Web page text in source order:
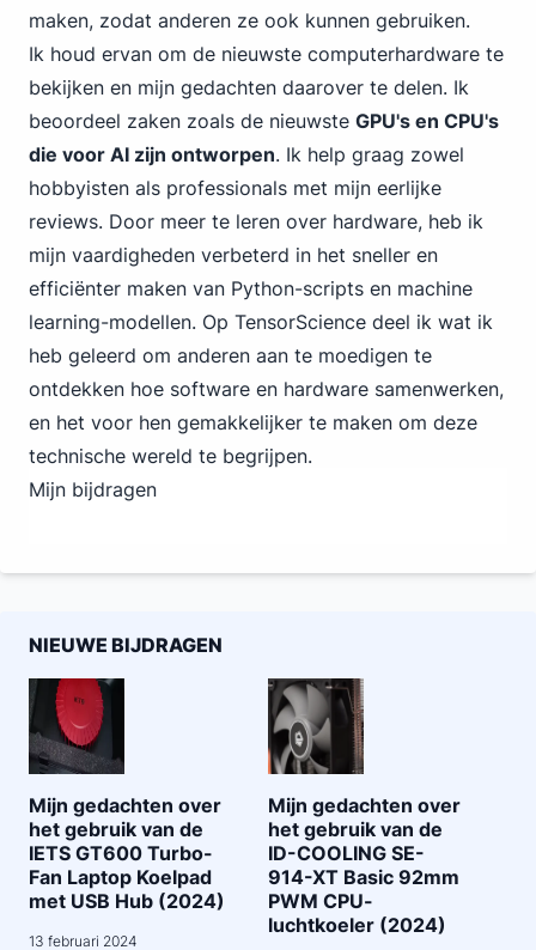
maken, zodat anderen ze ook kunnen gebruiken.
Ik houd ervan om de nieuwste computerhardware te
bekijken en mijn gedachten daarover te delen. Ik
beoordeel zaken zoals de nieuwste GPU's en CPU's
die voor AI zijn ontworpen. Ik help graag zowel
hobbyisten als professionals met mijn eerlijke
reviews. Door meer te leren over hardware, heb ik
mijn vaardigheden verbeterd in het sneller en
efficiënter maken van Python-scripts en machine
learning-modellen. Op TensorScience deel ik wat ik
heb geleerd om anderen aan te moedigen te
ontdekken hoe software en hardware samenwerken,
en het voor hen gemakkelijker te maken om deze
technische wereld te begrijpen.
Mijn bijdragen
NIEUWE BIJDRAGEN
Mijn gedachten over
het gebruik van de
IETS GT600 Turbo-
Fan Laptop Koelpad
met USB Hub (2024)
13 februari 2024
Mijn gedachten over
het gebruik van de
ID-COOLING SE-
914-XT Basic 92mm
PWM CPU-
luchtkoeler (2024)